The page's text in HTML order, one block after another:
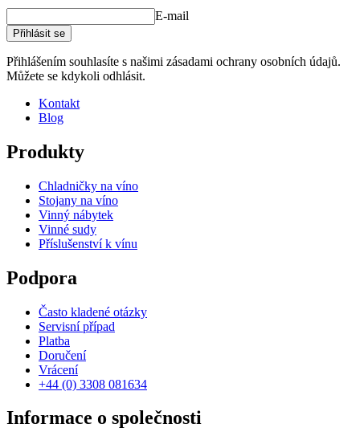
E-mail
Přihlásit se
Přihlášením souhlasíte s našimi zásadami ochrany osobních údajů.
Můžete se kdykoli odhlásit.
Kontakt
Blog
Produkty
Chladničky na víno
Stojany na víno
Vinný nábytek
Vinné sudy
Příslušenství k vínu
Podpora
Často kladené otázky
Servisní případ
Platba
Doručení
Vrácení
+44 (0) 3308 081634
Informace o společnosti